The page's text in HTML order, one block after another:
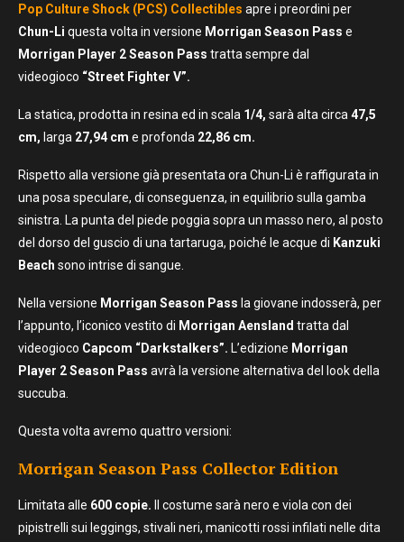
Pop Culture Shock (PCS) Collectibles apre i preordini per
Chun-Li questa volta in versione Morrigan Season Pass e
Morrigan Player 2 Season Pass tratta sempre dal
videogioco “Street Fighter V”.
La statica, prodotta in resina ed in scala 1/4, sarà alta circa 47,5
cm, larga 27,94 cm e profonda 22,86 cm.
Rispetto alla versione già presentata ora Chun-Li è raffigurata in
una posa speculare, di conseguenza, in equilibrio sulla gamba
sinistra. La punta del piede poggia sopra un masso nero, al posto
del dorso del guscio di una tartaruga, poiché le acque di Kanzuki
Beach sono intrise di sangue.
Nella versione Morrigan Season Pass la giovane indosserà, per
l’appunto, l’iconico vestito di Morrigan Aensland tratta dal
videogioco Capcom “Darkstalkers”. L’edizione Morrigan
Player 2 Season Pass avrà la versione alternativa del look della
succuba.
Questa volta avremo quattro versioni:
Morrigan Season Pass Collector Edition
Limitata alle 600 copie. Il costume sarà nero e viola con dei
pipistrelli sui leggings, stivali neri, manicotti rossi infilati nelle dita